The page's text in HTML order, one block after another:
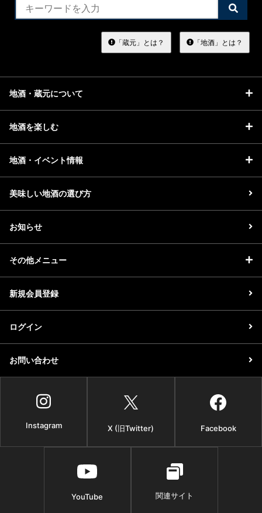
検
索
る
「蔵元」とは？ 「地酒」とは？
地酒・蔵元について
地酒を楽しむ
地酒・イベント情報
美味しい地酒の選び方
お知らせ
その他メニュー
新規会員登録
ログイン
お問い合わせ
Instagram X (旧Twitter) Facebook
YouTube 関連サイト